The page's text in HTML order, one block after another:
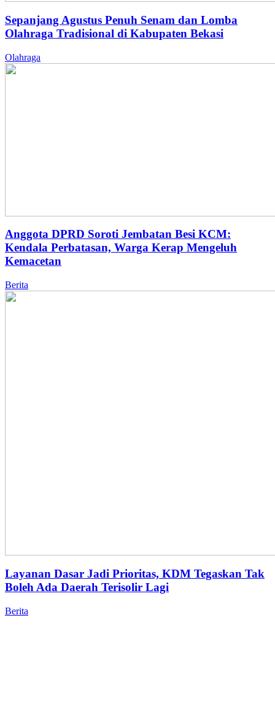
Sepanjang Agustus Penuh Senam dan Lomba
Olahraga Tradisional di Kabupaten Bekasi
Olahraga
Anggota DPRD Soroti Jembatan Besi KCM:
Kendala Perbatasan, Warga Kerap Mengeluh
Kemacetan
Berita
Layanan Dasar Jadi Prioritas, KDM Tegaskan Tak
Boleh Ada Daerah Terisolir Lagi
Berita